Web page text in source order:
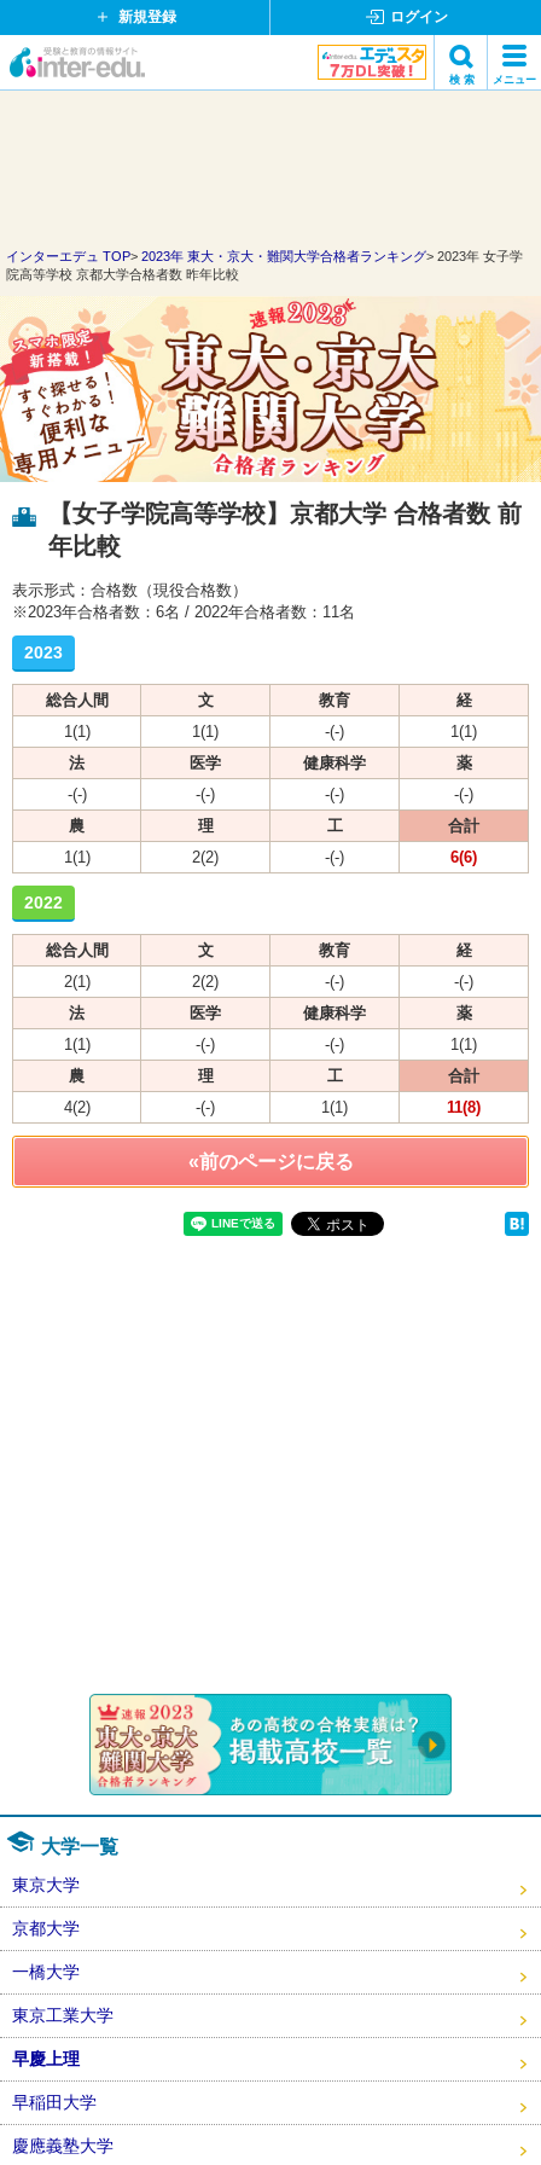
新規登録 ログイン
イ
ド
ッ
ト
コ
ム
検 索 メニュー
インターエデュ TOP 2023年 東大・京大・難関大学合格者ランキング
2023年 女子学
院高等学校 京都大学合格者数 昨年比較
【女子学院高等学校】京都大学 合格者数 前
年比較
表示形式：合格数（現役合格数）
※2023年合格者数：6名 / 2022年合格者数：11名
2023
総合人間 文 教育
経
1(1)
1(1) -(-)
1(1)
法
医学 健康科学
薬
-(-)
-(-) -(-)
-(-)
農
理 工
合計
1(1)
2(2) -(-) 6(6)
2022
総合人間 文 教育
経
2(1)
2(2) -(-)
-(-)
法
医学 健康科学
薬
1(1)
-(-) -(-)
1(1)
農
理 工
合計
4(2)
-(-) 1(1) 11(8)
«前のページに戻る
大学一覧
東京大学
京都大学
一橋大学
東京工業大学
早慶上理
早稲田大学
慶應義塾大学